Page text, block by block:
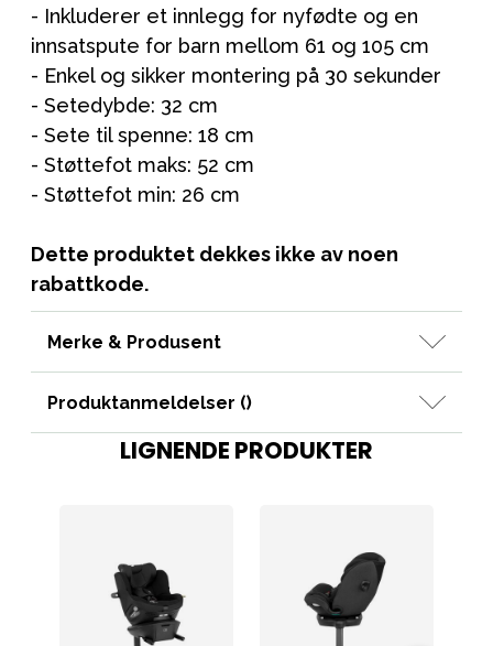
- Inkluderer et innlegg for nyfødte og en
innsatspute for barn mellom 61 og 105 cm
- Enkel og sikker montering på 30 sekunder
- Setedybde: 32 cm
- Sete til spenne: 18 cm
- Støttefot maks: 52 cm
- Støttefot min: 26 cm
Dette produktet dekkes ikke av noen
rabattkode.
Merke & Produsent
Produktanmeldelser ()
LIGNENDE PRODUKTER